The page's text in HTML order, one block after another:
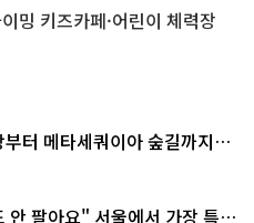
밍 키즈카페·어린이 체력장
부터 메타세쿼이아 숲길까지…
안 팔아요" 서울에서 가장 특별